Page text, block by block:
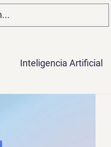
Inteligencia Artificial